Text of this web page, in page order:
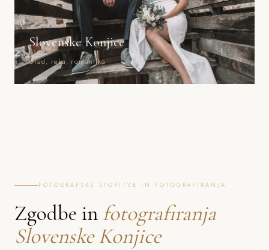
Slovenske Konjice
Grad, reka, romantika
FOTOGRAFSKE STORITVE IN FOTOGRAFIRANJA
Zgodbe in fotografiranja
Slovenske Konjice